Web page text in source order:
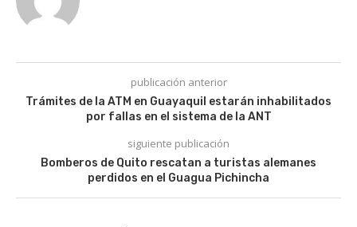
publicación anterior
Trámites de la ATM en Guayaquil estarán inhabilitados
por fallas en el sistema de la ANT
siguiente publicación
Bomberos de Quito rescatan a turistas alemanes
perdidos en el Guagua Pichincha